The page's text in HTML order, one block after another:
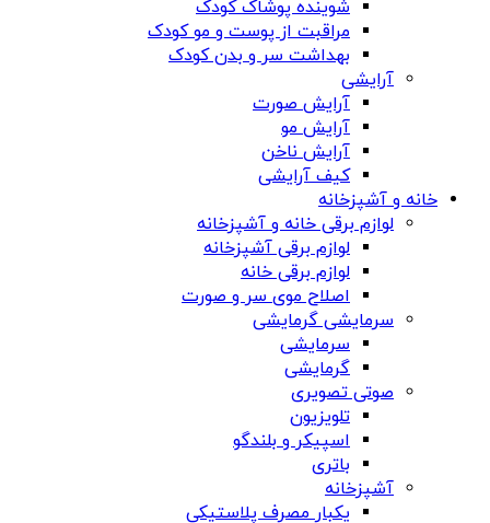
شوینده پوشاک کودک
مراقبت از پوست و مو کودک
بهداشت سر و بدن کودک
آرایشی
آرایش صورت
آرایش مو
آرایش ناخن
کیف آرایشی
خانه و آشپزخانه
لوازم برقی خانه و آشپزخانه
لوازم برقی آشپزخانه
لوازم برقی خانه
اصلاح موی سر و صورت
سرمایشی گرمایشی
سرمایشی
گرمایشی
صوتی تصویری
تلویزیون
اسپیکر و بلندگو
باتری
آشپزخانه
یکبار مصرف پلاستیکی